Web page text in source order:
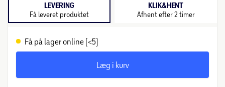
LEVERING
Få leveret produktet
KLIK&HENT
Afhent efter 2 timer
Få på lager online (<5)
Læg i kurv